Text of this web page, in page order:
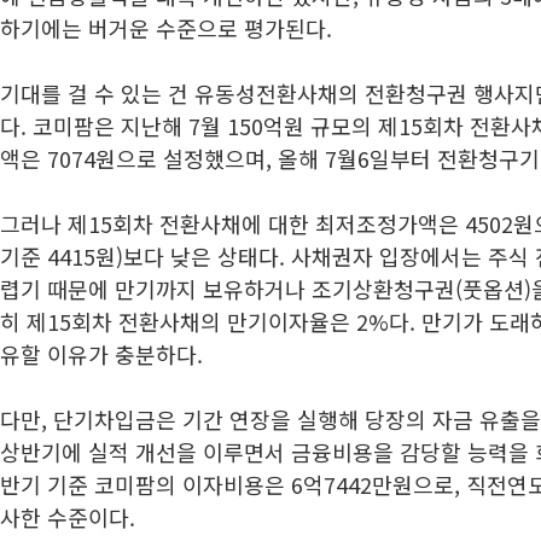
하기에는 버거운 수준으로 평가된다.
기대를 걸 수 있는 건 유동성전환사채의 전환청구권 행사
다. 코미팜은 지난해 7월 150억원 규모의 제15회차 전환
액은 7074원으로 설정했으며, 올해 7월6일부터 전환청구
그러나 제15회차 전환사채에 대한 최저조정가액은 4502
기준 4415원)보다 낮은 상태다. 사채권자 입장에서는 주식
렵기 때문에 만기까지 보유하거나 조기상환청구권(풋옵션
히 제15회차 전환사채의 만기이자율은 2%다. 만기가 도
유할 이유가 충분하다.
다만, 단기차입금은 기간 연장을 실행해 당장의 자금 유출
상반기에 실적 개선을 이루면서 금융비용을 감당할 능력
반기 기준 코미팜의 이자비용은 6억7442만원으로, 직전연
사한 수준이다.